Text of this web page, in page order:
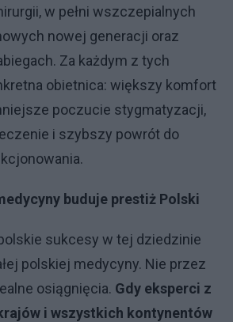
w pełni wszczepialnych
nowej generacji oraz
Za każdym z tych
obietnica: większy komfort
poczucie stygmatyzacji,
i szybszy powrót do
buduje prestiż Polski
sukcesy w tej dziedzinie
polskiej medycyny. Nie przez
osiągnięcia. Gdy eksperci z
i wszystkich kontynentów